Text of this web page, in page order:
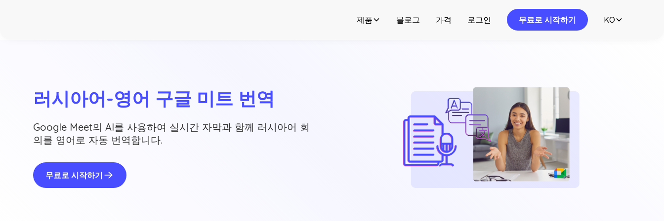
제품 블로그 가격 로그인 무료로 시작하기 KO
러시아어-영어 구글 미트 번역
Google Meet의 AI를 사용하여 실시간 자막과 함께 러시아어 회
의를 영어로 자동 번역합니다.
무료로 시작하기